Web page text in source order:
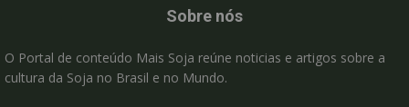
Sobre nós
O Portal de conteúdo Mais Soja reúne noticias e artigos sobre a
cultura da Soja no Brasil e no Mundo.